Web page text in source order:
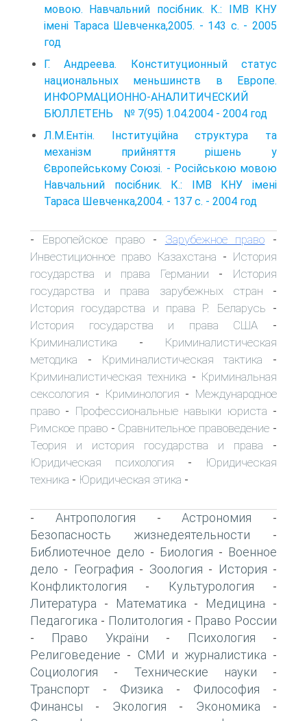
мовою. Навчальний посібник. К.: ІМВ КНУ
імені Тараса Шевченка,2005. - 143 с. - 2005
год
Г. Андреева. Конституционный статус
национальных меньшинств в Европе.
ИНФОРМАЦИОННО-АНАЛИТИЧЕСКИЙ
БЮЛЛЕТЕНЬ № 7(95) 1.04.2004 - 2004 год
Л.М.Ентін. Інституційна структура та
механізм прийняття рішень у
Європейському Союзі. - Російською мовою
Навчальний посібник. К.: ІМВ КНУ імені
Тараса Шевченка,2004. - 137 с. - 2004 год
- Европейское право - Зарубежное право -
Инвестиционное право Казахстана - История
государства и права Германии - История
государства и права зарубежных стран -
История государства и права Р. Беларусь -
История государства и права США -
Криминалистика - Криминалистическая
методика - Криминалистическая тактика -
Криминалистическая техника - Криминальная
сексология - Криминология - Международное
право - Профессиональные навыки юриста -
Римское право- Сравнительное правоведение -
Теория и история государства и права -
Юридическая психология -
Юридическая
техника - Юридическая этика -
- Антропология -Астрономия -
Безопасность жизнедеятельности -
Библиотечное дело - Биология - Военное
дело - География - Зоология - История -
Конфликтология - Культурология -
Литература - Математика - Медицина -
Педагогика - Политология - Право России
- Право України - Психология -
Религоведение - СМИ и журналистика -
Социология - Технические науки -
Транспорт - Физика - Философия -
Финансы - Экология - Экономика -